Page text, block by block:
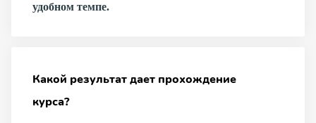
удобном темпе.
Какой результат дает прохождение
курса?